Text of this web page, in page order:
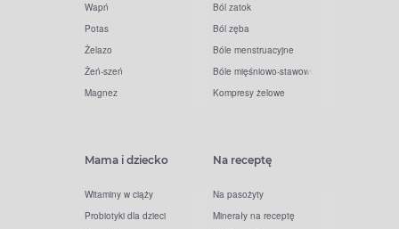
Wapń
Potas
Żelazo
Żeń-szeń
Magnez
Ból zatok
Ból zęba
Bóle menstruacyjne
Bóle mięśniowo-stawowe
Kompresy żelowe
Mama i dziecko
Witaminy w ciąży
Probiotyki dla dzieci
Na receptę
Na pasożyty
Minerały na receptę